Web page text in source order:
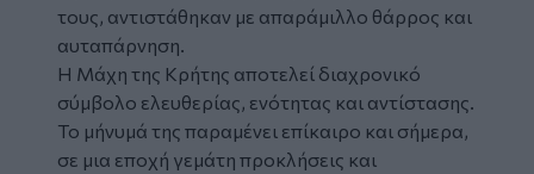
τους, αντιστάθηκαν με απαράμιλλο θάρρος και
αυταπάρνηση.
Η Μάχη της Κρήτης αποτελεί διαχρονικό
σύμβολο ελευθερίας, ενότητας και αντίστασης.
Το μήνυμά της παραμένει επίκαιρο και σήμερα,
σε μια εποχή γεμάτη προκλήσεις και